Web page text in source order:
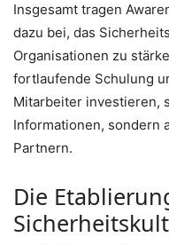
Insgesamt tragen
dazu bei, das
Organisationen zu
fortlaufende Schulung
Mitarbeiter investieren,
Informationen, sondern
Partnern.
Die